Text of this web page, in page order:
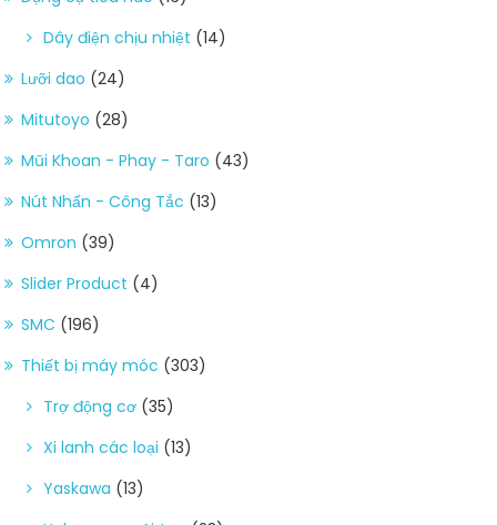
Dây điện chịu nhiệt (14)
Lưỡi dao (24)
Mitutoyo (28)
Mũi Khoan - Phay - Taro (43)
Nút Nhấn - Công Tắc (13)
Omron (39)
Slider Product (4)
SMC (196)
Thiết bị máy móc (303)
Trợ động cơ (35)
Xi lanh các loại (13)
Yaskawa (13)